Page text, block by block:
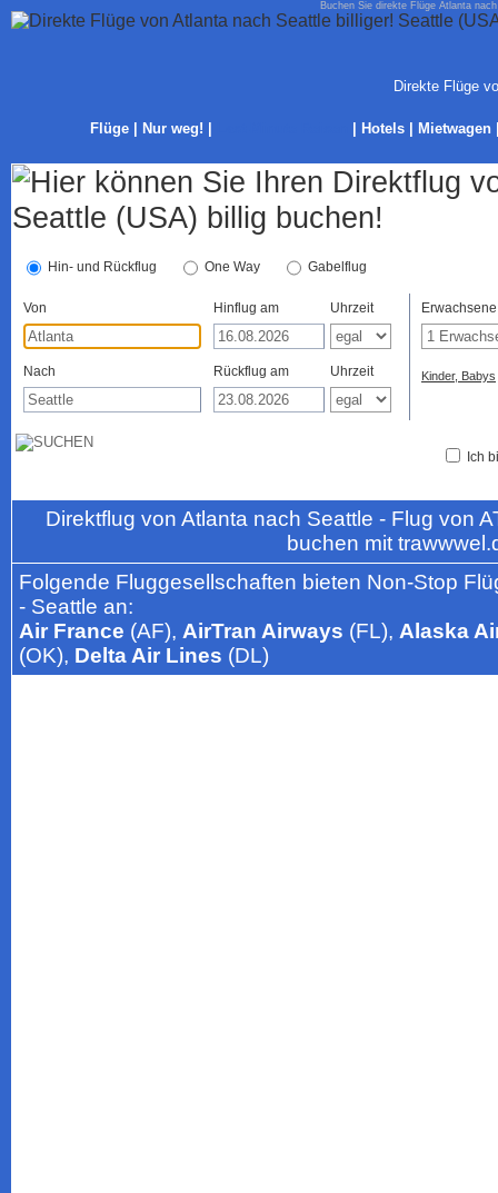
Buchen Sie direkte Flüge Atlanta
Direkte Flüge
Flüge| Nur weg! Hotels| Mietwagen
Hin- und Rückflug One Way Gabelflug
Von Hinflug am Uhrzeit
Nach Rückflug am Uhrzeit
Erwachsene
Kinder, Babys
Ich
Direktflug von Atlanta nach Seattle - Flug von
buchen mit
Folgende Fluggesellschaften bieten Non-Stop
- Seattle an:
Air France (AF), AirTran Airways (FL), Alaska
(OK), Delta Air Lines (DL)